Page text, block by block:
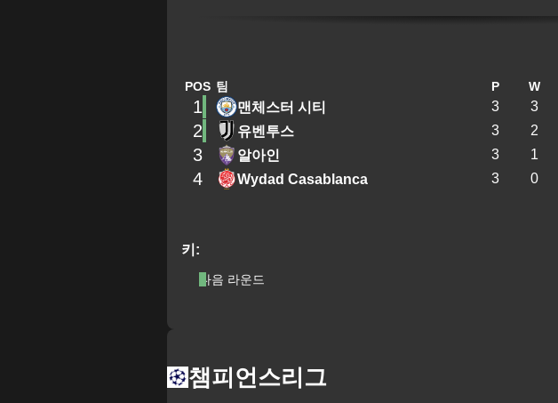
키:
다음 라운드
POS 팀 P W
1 맨체스터 시티 3 3
2 유벤투스 3 2
3 알아인 3 1
4 Wydad Casablanca 3 0
챔피언스리그